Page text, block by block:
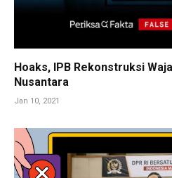
Hoaks, IPB Rekonstruksi
Nusantara
Jan 10, 2021